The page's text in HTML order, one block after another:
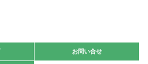
お問い合せ
お問い合せ